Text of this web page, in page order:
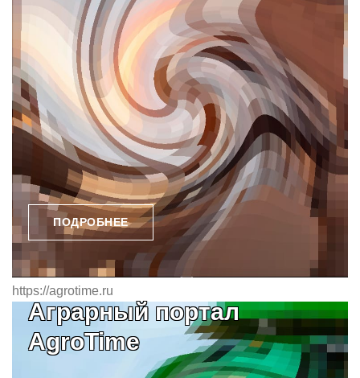
ПОДРОБНЕЕ
https://agrotime.ru
Аграрный портал
AgroTime